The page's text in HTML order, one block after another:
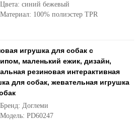
Цвета: синий бежевый
Материал: 100% полиэстер TPR
игрушка для собак с
маленький ежик, дизайн,
резиновая интерактивная
для собак, жевательная игрушка
Бренд: Доглеми
Модель: PD60247